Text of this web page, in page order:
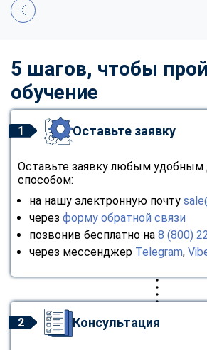
5 шагов, чтобы
обучение
1 Оставьте заявку
Оставьте заявку любым удобным
способом:
на нашу электронную почту
через форму обратной связи
позвонив бесплатно на 8 (800)
через мессенджер Telegram,
2 Консультация